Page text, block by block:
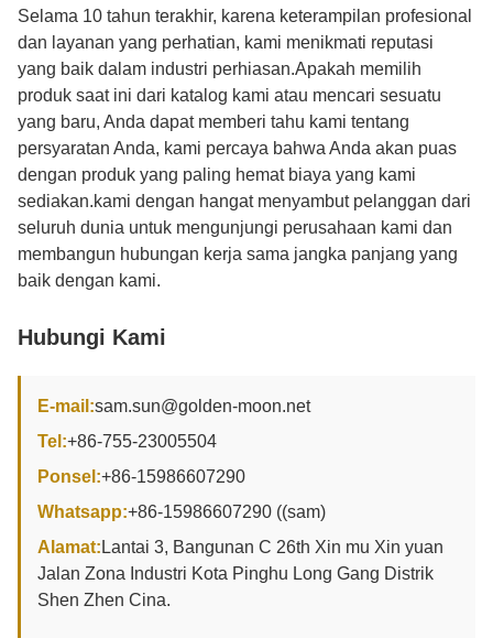
Selama 10 tahun terakhir, karena keterampilan profesional
dan layanan yang perhatian, kami menikmati reputasi
yang baik dalam industri perhiasan.Apakah memilih
produk saat ini dari katalog kami atau mencari sesuatu
yang baru, Anda dapat memberi tahu kami tentang
persyaratan Anda, kami percaya bahwa Anda akan puas
dengan produk yang paling hemat biaya yang kami
sediakan.kami dengan hangat menyambut pelanggan dari
seluruh dunia untuk mengunjungi perusahaan kami dan
membangun hubungan kerja sama jangka panjang yang
baik dengan kami.
Hubungi Kami
E-mail:sam.sun@golden-moon.net
Tel:+86-755-23005504
Ponsel:+86-15986607290
Whatsapp:+86-15986607290 ((sam)
Alamat:Lantai 3, Bangunan C 26th Xin mu Xin yuan
Jalan Zona Industri Kota Pinghu Long Gang Distrik
Shen Zhen Cina.